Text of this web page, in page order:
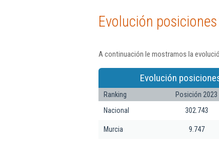
Evolución
A continuación le mostramos la
Evolución
Ranking Posición 2023
Nacional
302.743
Murcia 9.747